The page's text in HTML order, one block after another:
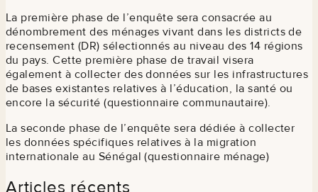
La première phase de l’enquête sera consacrée au
dénombrement des ménages vivant dans les districts de
recensement (DR) sélectionnés au niveau des 14 régions
du pays. Cette première phase de travail visera
également à collecter des données sur les infrastructures
de bases existantes relatives à l’éducation, la santé ou
encore la sécurité (questionnaire communautaire).
La seconde phase de l’enquête sera dédiée à collecter
les données spécifiques relatives à la migration
internationale au Sénégal (questionnaire ménage)
Articles récents